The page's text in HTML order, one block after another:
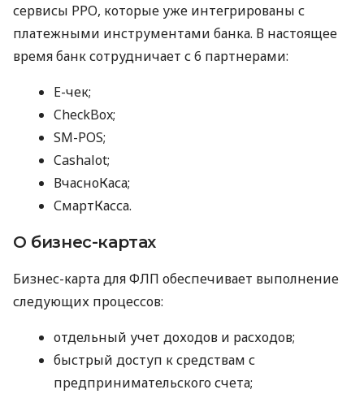
сервисы РРО, которые уже интегрированы с
платежными инструментами банка. В настоящее
время банк сотрудничает с 6 партнерами:
E-чек;
CheckBox;
SM-POS;
Cashalot;
ВчасноКаса;
СмартКасса.
О бизнес-картах
Бизнес-карта для ФЛП обеспечивает выполнение
следующих процессов:
отдельный учет доходов и расходов;
быстрый доступ к средствам с
предпринимательского счета;